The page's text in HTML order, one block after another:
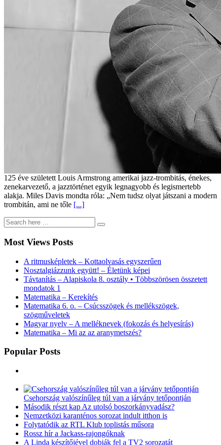
125 éve született Louis Armstrong amerikai jazz-trombitás, énekes,
zenekarvezető, a jazztörténet egyik legnagyobb és legismertebb
alakja. Miles Davis mondta róla: „Nem tudsz olyat játszani a modern
trombitán, ami ne tőle [...]
Most Views Posts
A ritmusképletek – Kottaolvasás egyszerűen
Nosztalgiázzunk együtt! – Életünk képei
Távtanítás – Alapiskola 8. osztály • Többszörösen összetett
mondatok 1
Matematika – Kerekítés
Matematika 6. o. – Csúcsszögek és mellékszögek,
szögműveletek
Magyar nyelv – A melléknevek (fokozás és helyesírás)
Matematika – Mi az az aranymetszés?
Popular Posts
Csehország valószínűleg túl van a járvány tetőpontján
Második részt kap Az utolsó boszorkányvadász?
Nemzetközi karanténos sorozat indult itthon is
Folytatódik az RTL Klub toplistás műsora
Rossz hír a Jackass-rajongóknak
A Linda készítőjével dobják fel a TV2 sorozatát